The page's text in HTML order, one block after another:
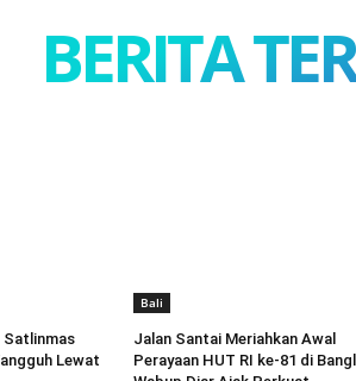
BERITA
Satlinmas
Lewat
Bali
Jalan Santai Meriahkan Awal
Perayaan HUT RI ke-81 di